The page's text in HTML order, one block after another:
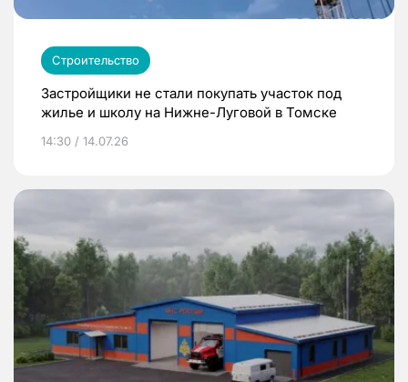
Строительство
Застройщики не стали покупать участок под
жилье и школу на Нижне-Луговой в Томске
14:30 / 14.07.26